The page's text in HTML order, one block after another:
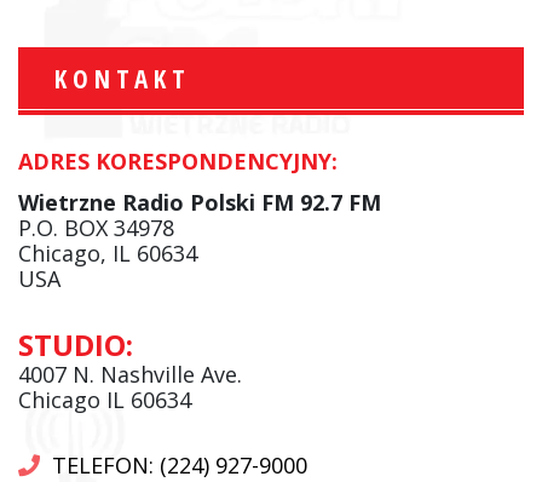
KONTAKT
ADRES KORESPONDENCYJNY:
Wietrzne Radio Polski FM 92.7 FM
P.O. BOX 34978
Chicago, IL 60634
USA
STUDIO:
4007 N. Nashville Ave.
Chicago IL 60634
TELEFON: (224) 927-9000